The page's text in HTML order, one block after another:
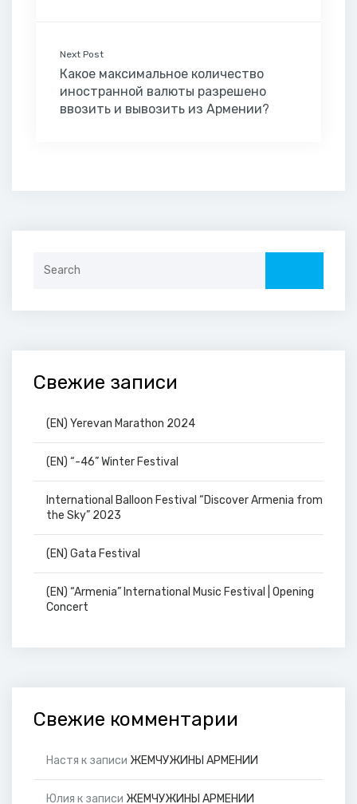
Next Post
Какое максимальное количество
иностранной валюты разрешено
ввозить и вывозить из Армении?
Свежие записи
(EN) Yerevan Marathon 2024
(EN) “-46” Winter Festival
International Balloon Festival “Discover Armenia from
the Sky” 2023
(EN) Gata Festival
(EN) “Armenia” International Music Festival | Opening
Concert
Свежие комментарии
Настя к записи ЖЕМЧУЖИНЫ АРМЕНИИ
Юлия к записи ЖЕМЧУЖИНЫ АРМЕНИИ